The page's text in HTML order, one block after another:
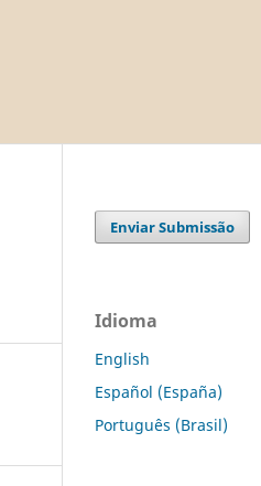
Enviar Submissão
Idioma
English
Español (España)
Português (Brasil)